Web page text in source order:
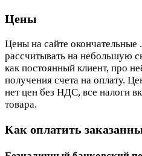
Цены
Цены на сайте окончательные
рассчитывать на небольшую
как постоянный клиент, про
получения счета на оплату.
нет цен без НДС, все налоги
товара.
Как оплатить